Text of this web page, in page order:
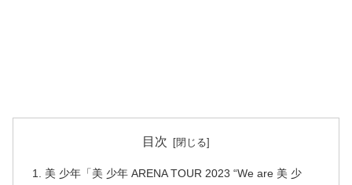
目次
美 少年「美 少年 ARENA TOUR 2023 “We are 美 少